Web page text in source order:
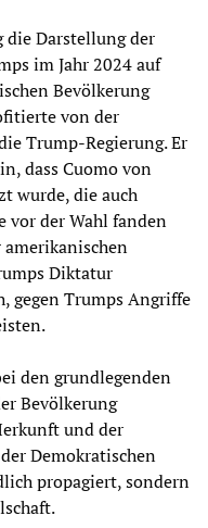
Darstellung der
im Jahr 2024 auf
Bevölkerung
von der
Trump-Regierung. Er
dass Cuomo von
wurde, die auch
vor der Wahl fanden
Diktatur
gegen Trumps Angriffe
den grundlegenden
Bevölkerung
und der
Demokratischen
propagiert, sondern